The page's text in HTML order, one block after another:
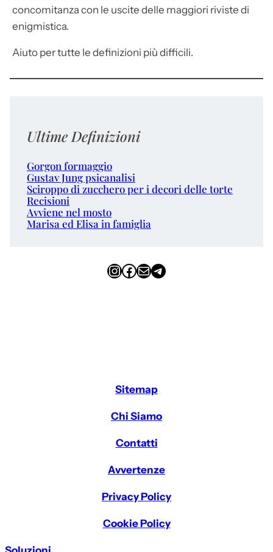
concomitanza con le uscite delle maggiori riviste di
enigmistica.
Aiuto per tutte le definizioni più difficili.
Ultime Definizioni
Gorgon formaggio
Gustav Jung psicanalisi
Sciroppo di zucchero per i decori delle torte
Recisioni
Avviene nel mosto
Marisa ed Elisa in famiglia
InstagramFacebook Email Telegram
Sitemap
Chi Siamo
Contatti
Avvertenze
Privacy Policy
Cookie Policy